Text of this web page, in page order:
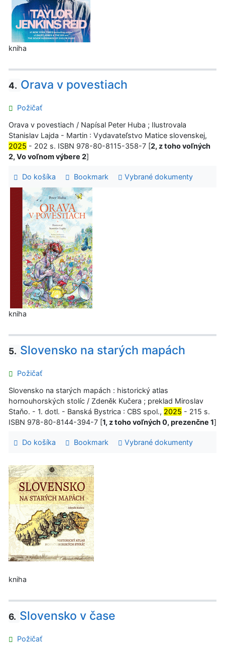
kniha
4. Orava v povestiach
Požičať
Orava v povestiach / Napísal Peter Huba ; Ilustrovala
Stanislav Lajda - Martin : Vydavateľstvo Matice slovenskej,
2025 - 202 s. ISBN 978-80-8115-358-7 [2, z toho voľných
2, Vo voľnom výbere 2]
Do košíka Bookmark Vybrané dokumenty
kniha
5. Slovensko na starých mapách
Požičať
Slovensko na starých mapách : historický atlas
hornouhorských stolíc / Zdeněk Kučera ; preklad Miroslav
Staňo. - 1. dotl. - Banská Bystrica : CBS spol., 2025 - 215 s.
ISBN 978-80-8144-394-7 [1, z toho voľných 0, prezenčne 1]
Do košíka Bookmark Vybrané dokumenty
kniha
6. Slovensko v čase
Požičať